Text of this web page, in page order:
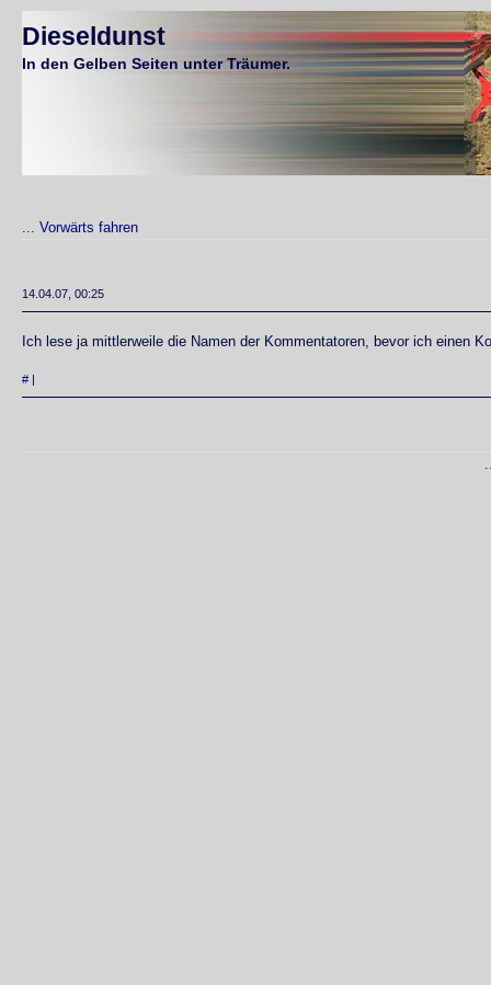
Dieseldunst
In den Gelben Seiten unter Träumer.
... Vorwärts fahren
14.04.07, 00:25
Ich lese ja mittlerweile die Namen der Kommentatoren, bevor ich einen
#|